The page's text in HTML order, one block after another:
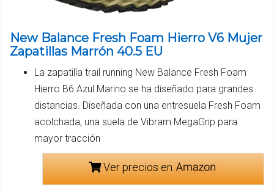
New Balance Fresh Foam Hierro V6 Mujer
Zapatillas Marrón 40.5 EU
La zapatilla trail running New Balance Fresh Foam
Hierro B6 Azul Marino se ha diseñado para grandes
distancias. Diseñada con una entresuela Fresh Foam
acolchada, una suela de Vibram MegaGrip para
mayor tracción
Ver precios en